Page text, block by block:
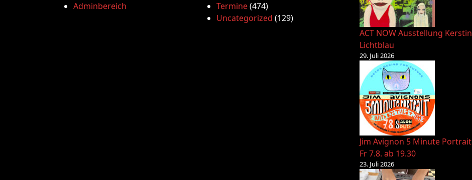
Adminbereich
Termine(474)
Uncategorized (129)
ACT NOW Ausstellung Kerstin
Lichtblau
29. Juli 2026
Jim Avignon 5 Minute Portrait
Fr 7.8. ab 19.30
23. Juli 2026